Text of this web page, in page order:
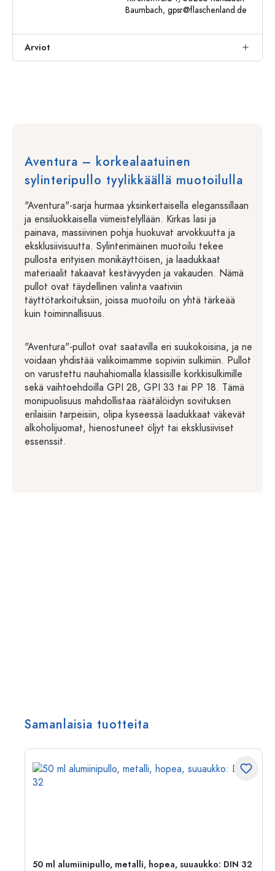
Baumbach, gpsr@flaschenland.de
Arviot
Aventura – korkealaatuinen
sylinteripullo tyylikkäällä muotoilulla
"Aventura"-sarja hurmaa yksinkertaisella eleganssillaan
ja ensiluokkaisella viimeistelyllään. Kirkas lasi ja
painava, massiivinen pohja huokuvat arvokkuutta ja
eksklusiivisuutta. Sylinterimäinen muotoilu tekee
pullosta erityisen monikäyttöisen, ja laadukkaat
materiaalit takaavat kestävyyden ja vakauden. Nämä
pullot ovat täydellinen valinta vaativiin
täyttötarkoituksiin, joissa muotoilu on yhtä tärkeää
kuin toiminnallisuus.
"Aventura"-pullot ovat saatavilla eri suukokoisina, ja ne
voidaan yhdistää valikoimamme sopiviin sulkimiin. Pullot
on varustettu nauhahiomalla klassisille korkkisulkimille
sekä vaihtoehdoilla GPI 28, GPI 33 tai PP 18. Tämä
monipuolisuus mahdollistaa räätälöidyn sovituksen
erilaisiin tarpeisiin, olipa kyseessä laadukkaat väkevät
alkoholijuomat, hienostuneet öljyt tai eksklusiiviset
essenssit.
Samanlaisia tuotteita
50 ml alumiinipullo, metalli, hopea, suuaukko: DIN 32